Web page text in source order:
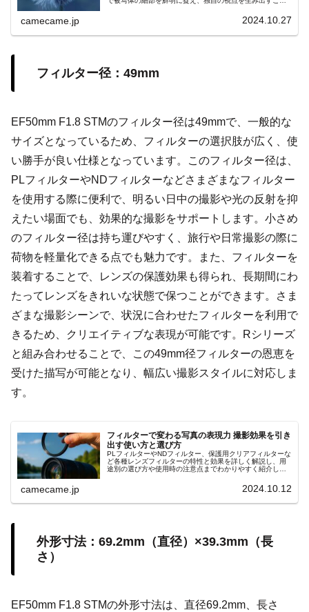
ートフォーカスなどの他の技術との連携で、安定した高品
質な画像が得られ、観察者に新たな視覚体験を提供しま
camecame.jp 2024.10.27
フィルター径：49mm
EF50mm F1.8 STMのフィルター径は49mmで、一般的な
サイズとなっているため、フィルターの選択肢が広く、使
い勝手が良い仕様となっています。このフィルター径は、
PLフィルターやNDフィルターなどさまざまなフィルター
を使用する際に便利で、明るい日中の撮影や光の反射を抑
えたい場面でも、効果的な撮影をサポートします。小さめ
のフィルター径は持ち運びやすく、旅行や日常撮影の際に
荷物を軽量化できる点でも魅力です。また、フィルターを
装着することで、レンズの保護効果も得られ、長期間にわ
たってレンズをきれいな状態で保つことができます。さま
ざまな撮影シーンで、状況に合わせたフィルターを利用で
きるため、クリエイティブな表現が可能です。Rシリーズ
と組み合わせることで、この49mm径フィルターの恩恵を
受けた描写が可能となり、幅広い撮影スタイルに対応しま
す。
フィルターで変わる写真の表現力 撮影効果を引き
出す使い方と選び方
PLフィルターやNDフィルター、保護用クリアフィルターな
ど各種レンズフィルターの特性と効果を詳しく解説し、用
途別の選び方や使用時の注意点までわかりやすく紹介しま
camecame.jp 2024.10.12
外形寸法：69.2mm（直径）×39.3mm（長
さ）
EF50mm F1.8 STMの外形寸法は、直径69.2mm、長さ